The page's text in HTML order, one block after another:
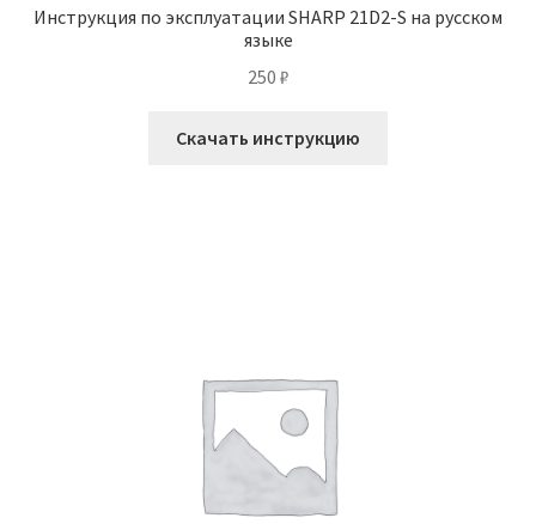
Инструкция по эксплуатации SHARP 21D2-S на русском
языке
250 ₽
Скачать инструкцию